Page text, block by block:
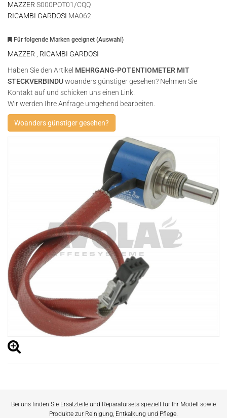
MAZZER S000POT01/CQQ
RICAMBI GARDOSI MA062
Für folgende Marken geeignet (Auswahl)
MAZZER
RICAMBI GARDOSI
Haben Sie den Artikel MEHRGANG-POTENTIOMETER MIT
STECKVERBINDUwoanders günstiger gesehen? Nehmen Sie
Kontakt auf und schicken uns einen Link.
Wir werden Ihre Anfrage umgehend bearbeiten.
Woanders günstiger gesehen?
Bei uns finden Sie Ersatzteile und Reparatursets speziell für Ihr Modell sowie
Produkte zur Reinigung, Entkalkung und Pflege.